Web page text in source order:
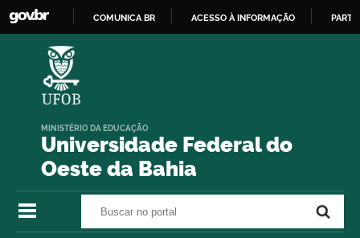
COMUNICA BR ACESSO À INFORMAÇÃO
Universidade Federal do
Oeste da Bahia
MINISTÉRIO DA EDUCAÇÃO